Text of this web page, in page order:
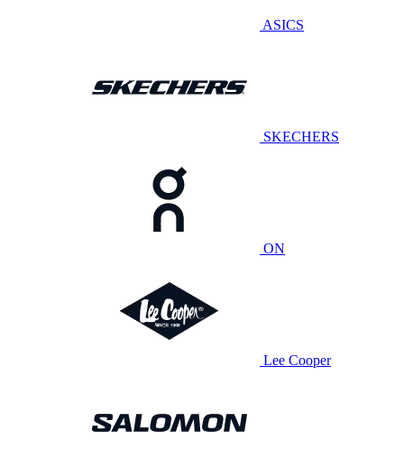
ASICS
SKECHERS
ON
Lee Cooper